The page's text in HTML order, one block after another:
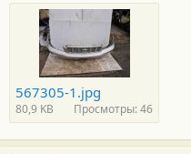
567305-1.jpg
80,9 KB Просмотры: 46